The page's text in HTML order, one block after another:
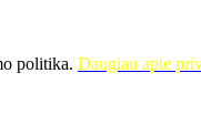
politika. Daugiau apie